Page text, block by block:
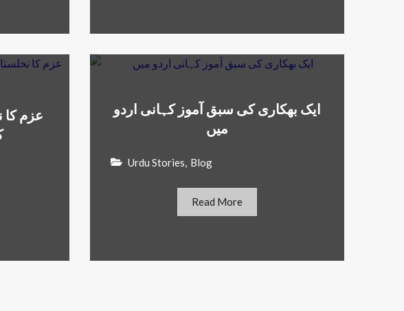
ایک بھکاری کی سبق آموز کہانی اردو
میں
Urdu Stories Blog
Read More